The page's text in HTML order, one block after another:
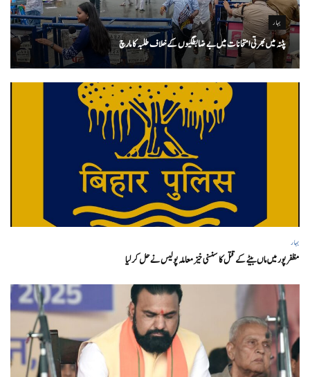
بہار
پٹنہ میں بھرتی امتحانات میں بے ضابطگیوں کے خلاف طلبہ کا مارچ
بہار
مظفر پور میں ماں بیٹے کے قتل کا سنسنی خیز معاملہ پولیس نے حل کر لیا